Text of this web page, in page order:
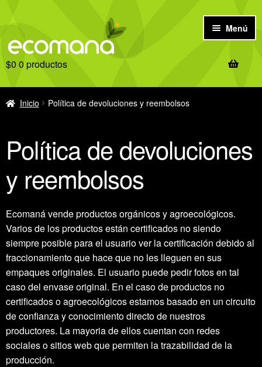
Ir
la
navegación
Ir
contenido
Menú
Inicio
Antes de comprar
Recetas
Notas
$0 0 productos
Inicio Política de devoluciones y reembolsos
Política de devoluciones
y reembolsos
Ecomaná vende productos orgánicos y agroecológicos.
Varios de los productos están certificados no siendo
siempre posible para el usuario ver la certificación debido al
fraccionamiento que hace que no les lleguen en sus
empaques originales. El usuario puede pedir fotos en tal
caso del envase original. En el caso de productos no
certificados o agroecológicos estamos basado en un circuito
de confianza y conocimiento directo de nuestros
productores. La mayoria de ellos cuentan con redes
sociales o sitios web que permiten la trazabilidad de la
producción.